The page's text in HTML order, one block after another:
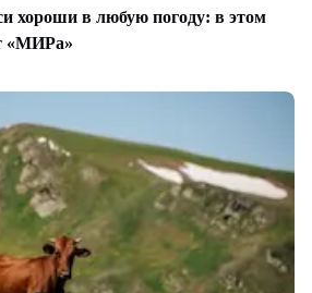
хороши в любую погоду: в этом
«МИРа»